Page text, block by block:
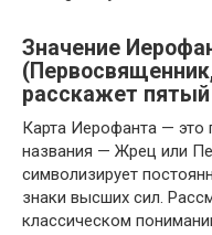
Значение
расскажет пятый
Карта Иерофанта — это
названия — Жрец или
символизирует
знаки высших сил.
классическом